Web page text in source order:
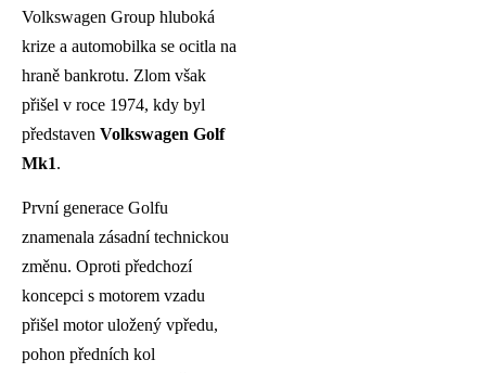
Volkswagen Group hluboká
krize a automobilka se ocitla na
hraně bankrotu. Zlom však
přišel v roce 1974, kdy byl
představen Volkswagen Golf
Mk1.
První generace Golfu
znamenala zásadní technickou
změnu. Oproti předchozí
koncepci s motorem vzadu
přišel motor uložený vpředu,
pohon předních kol